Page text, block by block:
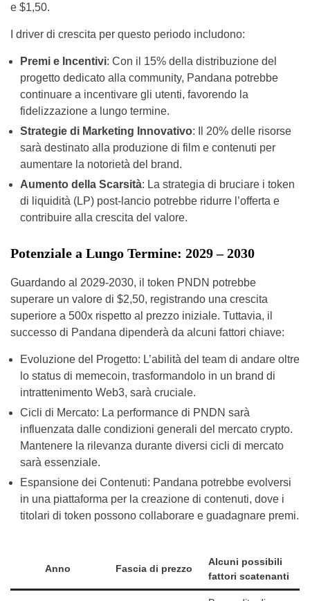
e $1,50.
I driver di crescita per questo periodo includono:
Premi e Incentivi: Con il 15% della distribuzione del
progetto dedicato alla community, Pandana potrebbe
continuare a incentivare gli utenti, favorendo la
fidelizzazione a lungo termine.
Strategie di Marketing Innovativo: Il 20% delle risorse
sarà destinato alla produzione di film e contenuti per
aumentare la notorietà del brand.
Aumento della Scarsità: La strategia di bruciare i token
di liquidità (LP) post-lancio potrebbe ridurre l’offerta e
contribuire alla crescita del valore.
Potenziale a Lungo Termine: 2029 – 2030
Guardando al 2029-2030, il token PNDN potrebbe
superare un valore di $2,50, registrando una crescita
superiore a 500x rispetto al prezzo iniziale. Tuttavia, il
successo di Pandana dipenderà da alcuni fattori chiave:
Evoluzione del Progetto: L’abilità del team di andare oltre
lo status di memecoin, trasformandolo in un brand di
intrattenimento Web3, sarà cruciale.
Cicli di Mercato: La performance di PNDN sarà
influenzata dalle condizioni generali del mercato crypto.
Mantenere la rilevanza durante diversi cicli di mercato
sarà essenziale.
Espansione dei Contenuti: Pandana potrebbe evolversi
in una piattaforma per la creazione di contenuti, dove i
titolari di token possono collaborare e guadagnare premi.
Anno Fascia di prezzo
Alcuni possibili
fattori scatenanti